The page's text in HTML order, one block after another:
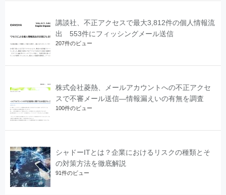
講談社、不正アクセスで最大3,812件の個人情報流
出 553件にフィッシングメール送信
207件のビュー
株式会社菱熱、メールアカウントへの不正アクセ
スで不審メール送信―情報漏えいの有無を調査
100件のビュー
シャドーITとは？企業におけるリスクの種類とそ
の対策方法を徹底解説
91件のビュー